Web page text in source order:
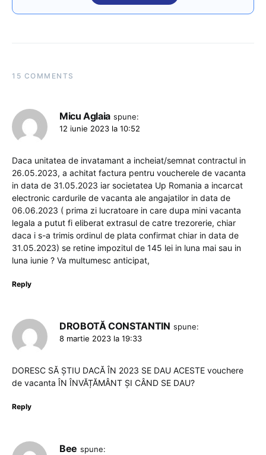
15 COMMENTS
Micu Aglaia spune:
12 iunie 2023 la 10:52
Daca unitatea de invatamant a incheiat/semnat contractul in
26.05.2023, a achitat factura pentru voucherele de vacanta
in data de 31.05.2023 iar societatea Up Romania a incarcat
electronic cardurile de vacanta ale angajatilor in data de
06.06.2023 ( prima zi lucratoare in care dupa mini vacanta
legala a putut fi eliberat extrasul de catre trezorerie, chiar
daca i s-a trimis ordinul de plata confirmat chiar in data de
31.05.2023) se retine impozitul de 145 lei in luna mai sau in
luna iunie ? Va multumesc anticipat,
Reply
DROBOTĂ CONSTANTIN spune:
8 martie 2023 la 19:33
DORESC SĂ ȘTIU DACĂ ÎN 2023 SE DAU ACESTE vouchere
de vacanta ÎN ÎNVĂȚĂMÂNT ȘI CÂND SE DAU?
Reply
Bee spune: